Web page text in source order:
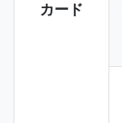
カード